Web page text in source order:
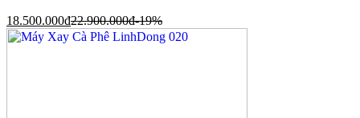
18.500.000đ22.900.000đ-19%